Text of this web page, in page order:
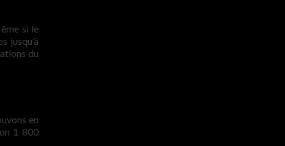
si le
jusqu’à
du
en
1 800